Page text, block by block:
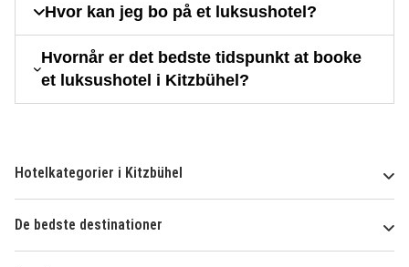
Hvor kan jeg bo på et luksushotel?
Hvornår er det bedste tidspunkt at booke
et luksushotel i Kitzbühel?
Hotelkategorier i Kitzbühel
De bedste destinationer